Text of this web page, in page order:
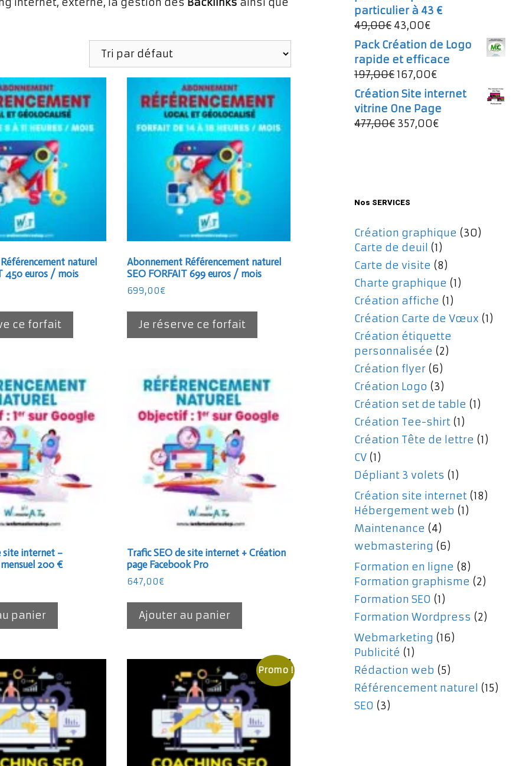
naturel
450 euros / mois
ce forfait
Abonnement Référencement naturel
SEO FORFAIT 699 euros / mois
699,00€
Je réserve ce forfait
site internet –
200 €
panier
Trafic SEO de site internet + Création
page Facebook Pro
647,00€
Ajouter au panier
Promo !
était :
997,00€.
est :
particulier à 43 €
49,00€ Le
prix
initial
était :
49,00€.
43,00€Le
prix
actuel
est :
Pack Création de Logo
rapide et efficace
197,00€Le
prix
initial
était :
197,00€.
167,00€Le
prix
actuel
est :
Création Site internet
vitrine One Page
477,00€ Le
357,00€Le
Nos SERVICES
Création graphique (30)
Carte de deuil (1)
Carte de visite (8)
Charte graphique (1)
Création affiche (1)
Création Carte de Vœux (1)
Création étiquette
personnalisée (2)
Création flyer (6)
Création Logo (3)
Création set de table (1)
Création Tee-shirt (1)
Création Tête de lettre (1)
CV (1)
Dépliant 3 volets (1)
Création site internet (18)
Hébergement web (1)
Maintenance (4)
webmastering (6)
Formation en ligne (8)
Formation graphisme (2)
Formation SEO (1)
Formation Wordpress (2)
Webmarketing (16)
Publicité (1)
Rédaction web (5)
Référencement naturel (15)
SEO (3)